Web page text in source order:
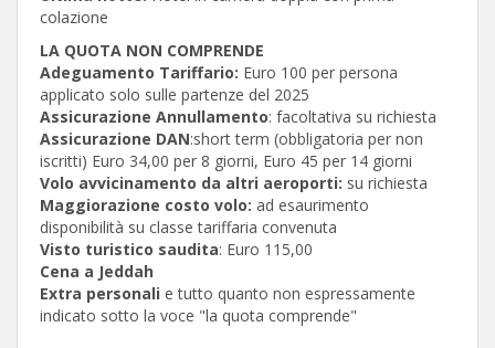
colazione
LA QUOTA NON COMPRENDE
Adeguamento Tariffario: Euro 100 per persona
applicato solo sulle partenze del 2025
Assicurazione Annullamento: facoltativa su richiesta
Assicurazione DAN:short term (obbligatoria per non
iscritti) Euro 34,00 per 8 giorni, Euro 45 per 14 giorni
Volo avvicinamento da altri aeroporti: su richiesta
Maggiorazione costo volo: ad esaurimento
disponibilità su classe tariffaria convenuta
Visto turistico saudita: Euro 115,00
Cena a Jeddah
Extra personali e tutto quanto non espressamente
indicato sotto la voce "la quota comprende"